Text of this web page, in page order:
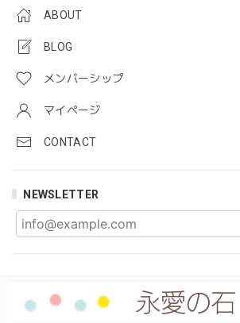
ABOUT
BLOG
メンバーシップ
マイページ
CONTACT
NEWSLETTER